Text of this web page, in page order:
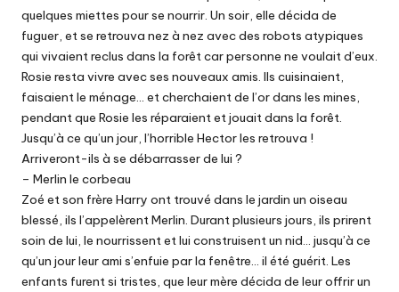
quelques miettes pour se nourrir. Un soir, elle décida de
fuguer, et se retrouva nez à nez avec des robots atypiques
qui vivaient reclus dans la forêt car personne ne voulait d’eux.
Rosie resta vivre avec ses nouveaux amis. Ils cuisinaient,
faisaient le ménage… et cherchaient de l’or dans les mines,
pendant que Rosie les réparaient et jouait dans la forêt.
Jusqu’à ce qu’un jour, l’horrible Hector les retrouva !
Arriveront-ils à se débarrasser de lui ?
– Merlin le corbeau
Zoé et son frère Harry ont trouvé dans le jardin un oiseau
blessé, ils l’appelèrent Merlin. Durant plusieurs jours, ils prirent
soin de lui, le nourrissent et lui construisent un nid… jusqu’à ce
qu’un jour leur ami s’enfuie par la fenêtre… il été guérit. Les
enfants furent si tristes, que leur mère décida de leur offrir un